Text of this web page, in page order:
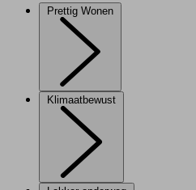
Prettig Wonen
Klimaatbewust